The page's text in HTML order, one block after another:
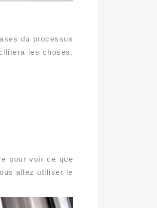
du processus
les choses.
pour voir ce que
allez utiliser le